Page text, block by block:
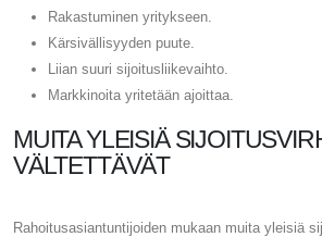
Rakastuminen yritykseen.
Kärsivällisyyden puute.
Liian suuri sijoitusliikevaihto.
Markkinoita yritetään ajoittaa.
MUITA YLEISIÄ
VÄLTETTÄVÄT
Rahoitusasiantuntijoiden mukaan muita yleisiä